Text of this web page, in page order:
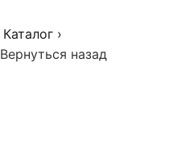
Каталог ›
Вернуться назад